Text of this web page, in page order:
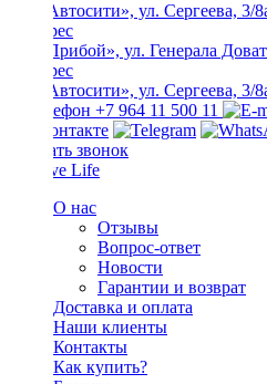
ТЦ «Автосити», ул. Сергеева, 3/
ТЦ «Прибой», ул. Генерала
ТЦ «Автосити», ул. Сергеева, 3/
+7 964 11 500 11
Заказать звонок
О нас
Отзывы
Вопрос-ответ
Новости
Гарантии и возврат
Доставка и оплата
Наши клиенты
Контакты
Как купить?